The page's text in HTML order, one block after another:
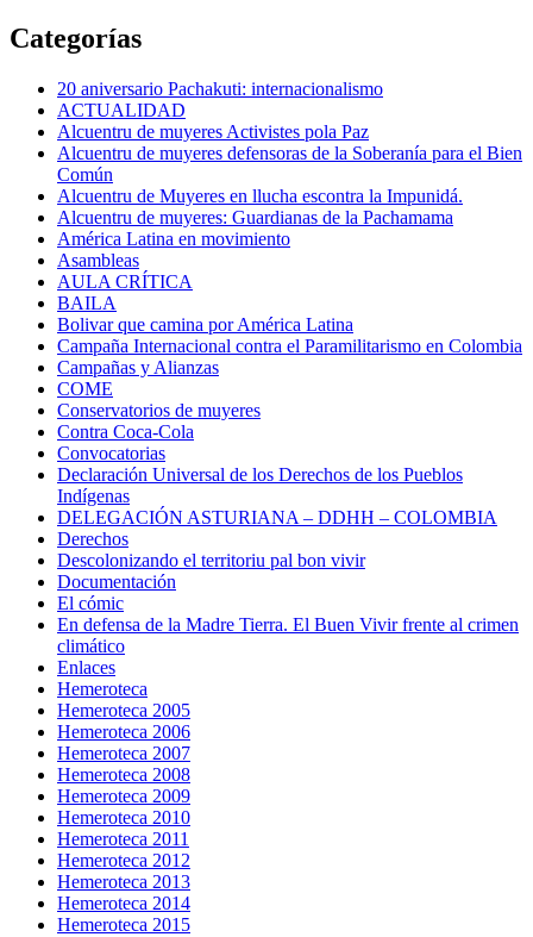
Categorías
20 aniversario Pachakuti: internacionalismo
ACTUALIDAD
Alcuentru de muyeres Activistes pola Paz
Alcuentru de muyeres defensoras de la Soberanía para el Bien
Común
Alcuentru de Muyeres en llucha escontra la Impunidá.
Alcuentru de muyeres: Guardianas de la Pachamama
América Latina en movimiento
Asambleas
AULA CRÍTICA
BAILA
Bolivar que camina por América Latina
Campaña Internacional contra el Paramilitarismo en Colombia
Campañas y Alianzas
COME
Conservatorios de muyeres
Contra Coca-Cola
Convocatorias
Declaración Universal de los Derechos de los Pueblos
Indígenas
DELEGACIÓN ASTURIANA – DDHH – COLOMBIA
Derechos
Descolonizando el territoriu pal bon vivir
Documentación
El cómic
En defensa de la Madre Tierra. El Buen Vivir frente al crimen
climático
Enlaces
Hemeroteca
Hemeroteca 2005
Hemeroteca 2006
Hemeroteca 2007
Hemeroteca 2008
Hemeroteca 2009
Hemeroteca 2010
Hemeroteca 2011
Hemeroteca 2012
Hemeroteca 2013
Hemeroteca 2014
Hemeroteca 2015